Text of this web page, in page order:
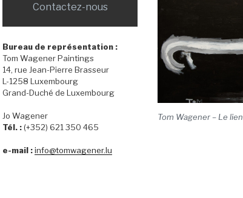
Contactez-nous
Bureau de représentation :
Tom Wagener Paintings
14, rue Jean-Pierre Brasseur
L-1258 Luxembourg
Grand-Duché de Luxembourg
Jo Wagener
Tél. :(+352) 621 350 465
e-mail :info@tomwagener.lu
Tom Wagener – Le lien